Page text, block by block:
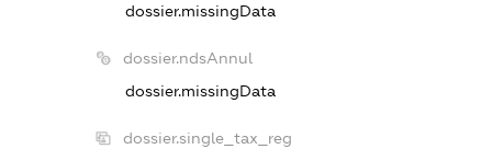
dossier.missingData
dossier.ndsAnnul
dossier.missingData
dossier.single_tax_reg